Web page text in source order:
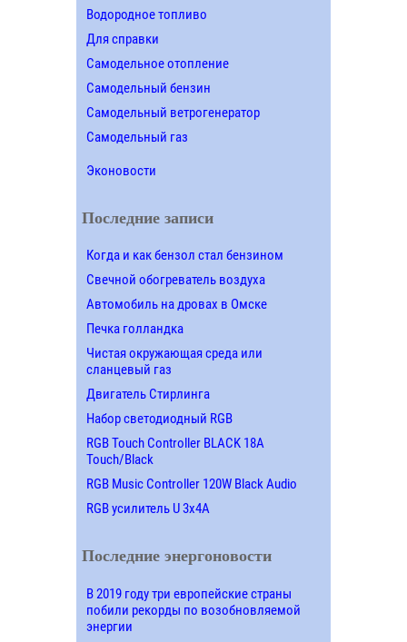
Водородное топливо
Для справки
Самодельное отопление
Самодельный бензин
Самодельный ветрогенератор
Самодельный газ
Эконовости
Последние записи
Когда и как бензол стал бензином
Свечной обогреватель воздуха
Автомобиль на дровах в Омске
Печка голландка
Чистая окружающая среда или
сланцевый газ
Двигатель Стирлинга
Набор светодиодный RGB
RGB Touch Controller BLACK 18A
Touch/Black
RGB Music Controller 120W Black Audio
RGB усилитель U 3х4A
Последние энергоновости
В 2019 году три европейские страны
побили рекорды по возобновляемой
энергии